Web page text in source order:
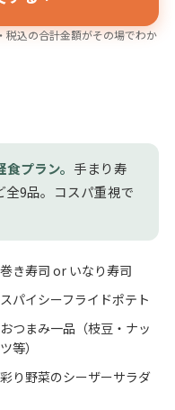
税込の合計金額がその場でわか
プラン。 手まり寿
9品。コスパ重視で
巻き寿司 or いなり寿司
スパイシーフライドポテト
おつまみ一品（枝豆・ナッ
ツ等）
彩り野菜のシーザーサラダ